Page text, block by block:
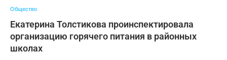
Общество
Екатерина Толстикова проинспектировала
организацию горячего питания в районных
школах